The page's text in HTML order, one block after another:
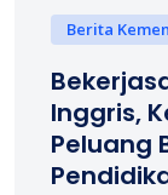
Berita
Inggris,
Peluang